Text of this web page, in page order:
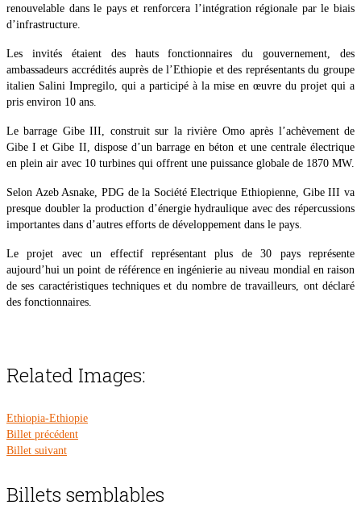
renouvelable dans le pays et renforcera l’intégration régionale par le biais
d’infrastructure.
Les invités étaient des hauts fonctionnaires du gouvernement, des
ambassadeurs accrédités auprès de l’Ethiopie et des représentants du groupe
italien Salini Impregilo, qui a participé à la mise en œuvre du projet qui a
pris environ 10 ans.
Le barrage Gibe III, construit sur la rivière Omo après l’achèvement de
Gibe I et Gibe II, dispose d’un barrage en béton et une centrale électrique
en plein air avec 10 turbines qui offrent une puissance globale de 1870 MW.
Selon Azeb Asnake, PDG de la Société Electrique Ethiopienne, Gibe III va
presque doubler la production d’énergie hydraulique avec des répercussions
importantes dans d’autres efforts de développement dans le pays.
Le projet avec un effectif représentant plus de 30 pays représente
aujourd’hui un point de référence en ingénierie au niveau mondial en raison
de ses caractéristiques techniques et du nombre de travailleurs, ont déclaré
des fonctionnaires.
Related Images:
Ethiopia-Ethiopie
Billet précédent
Billet suivant
Billets semblables